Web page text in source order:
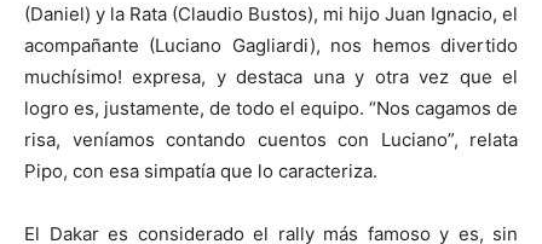
(Daniel) y la Rata (Claudio Bustos), mi hijo Juan Ignacio, el
acompañante (Luciano Gagliardi), nos hemos divertido
muchísimo! expresa, y destaca una y otra vez que el
logro es, justamente, de todo el equipo. “Nos cagamos de
risa, veníamos contando cuentos con Luciano”, relata
Pipo, con esa simpatía que lo caracteriza.
El Dakar es considerado el rally más famoso y es, sin